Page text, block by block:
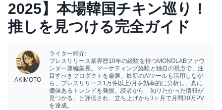
2025】本場韓国チキン巡り！
推しを見つける完全ガイド
AKIMOTO
ライター紹介:
プレスリリース業界歴10年の経験を持つMONOLABファウ
ンダー兼編集長。マーケティング経験と独自の視点で、注
目すべきプロダクトを厳選。最新のAIツールも活用しなが
ら、プレスリリース1万件以上/月を効率的に分析し、真に
価値あるトレンドを発掘。読者から「知りたかった情報が
見つかる」と評価され、立ち上げから3ヶ月で月間30万PV
を達成。